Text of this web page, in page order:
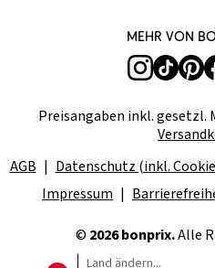
Mehr von
Preisangaben inkl. gesetzl.
AGB
Datenschutz (inkl.
Impressum
© 2026 bonprix.Alle
Land ändern...